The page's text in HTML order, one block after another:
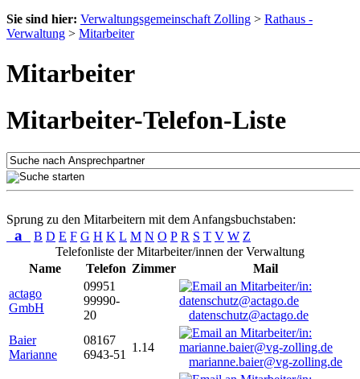
Sie sind hier: Verwaltungsgemeinschaft Zolling > Rathaus -
Verwaltung > Mitarbeiter
Mitarbeiter
Mitarbeiter-Telefon-Liste
Sprung zu den Mitarbeitern mit dem Anfangsbuchstaben:
a B D E F G H K L M N O P R S T V W Z
Telefonliste der Mitarbeiter/innen der Verwaltung
Name
Telefon Zimmer
Mail
actago
GmbH
09951
99990-
20
datenschutz@actago.de
Baier
Marianne
08167
6943-51
1.14
marianne.baier@vg-zolling.de